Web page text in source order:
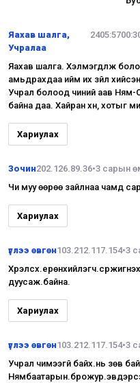
Яахав шалга,
Учралаа
Яахав шалга. Хэлмэгдүүлж
амьдрахдаа ийм их зүйл
Учрал болоод чиний аав Ням-
байна даа. Хайран хүн, хотыг
Хариулах
Зочин202.126.89.36•3 сарын
Чи муу өөрөө зайлнаа чамд сар
Хариулах
үглээ өвгөн103.212.117.154•3
дуусаж.байна.
Хариулах
үглээ өвгөн103.212.117.154•3
Учрал чимээгүй байх.нь зөв